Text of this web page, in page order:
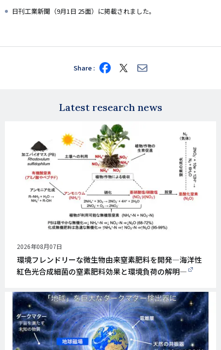
日刊工業新聞（9月1日 25面）に掲載されました。
Share Share
on
Share
on
Share
via
Latest research news
公
開
日
2026年08月07日
環境フレンドリーな微生物由来窒素肥料を開発―海洋性
紅色光合成細菌の窒素肥料効果と環境負荷の解明―